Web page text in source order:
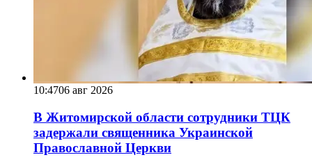
10:4706 авг 2026
В Житомирской области сотрудники ТЦК
задержали священника Украинской
Православной Церкви